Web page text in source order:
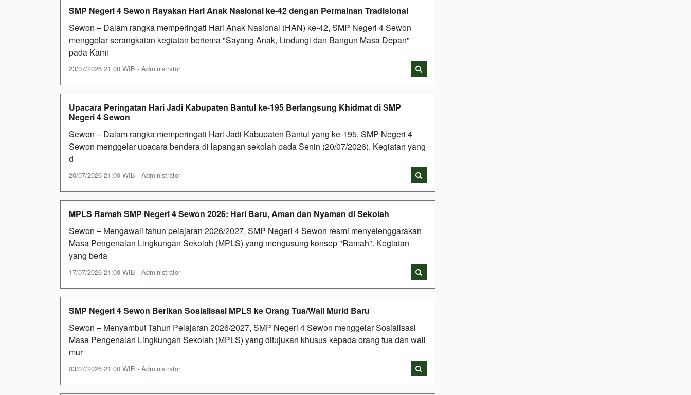
SMP Negeri 4 Sewon Rayakan Hari Anak Nasional ke-42 dengan Permainan Tradisional
Sewon – Dalam rangka memperingati Hari Anak Nasional (HAN) ke-42, SMP Negeri 4 Sewon
menggelar serangkaian kegiatan bertema "Sayang Anak, Lindungi dan Bangun Masa Depan"
pada Kami
23/07/2026 21:00 WIB - Administrator
Upacara Peringatan Hari Jadi Kabupaten Bantul ke-195 Berlangsung Khidmat di SMP
Negeri 4 Sewon
Sewon – Dalam rangka memperingati Hari Jadi Kabupaten Bantul yang ke-195, SMP Negeri 4
Sewon menggelar upacara bendera di lapangan sekolah pada Senin (20/07/2026). Kegiatan yang
d
20/07/2026 21:00 WIB - Administrator
MPLS Ramah SMP Negeri 4 Sewon 2026: Hari Baru, Aman dan Nyaman di Sekolah
Sewon – Mengawali tahun pelajaran 2026/2027, SMP Negeri 4 Sewon resmi menyelenggarakan
Masa Pengenalan Lingkungan Sekolah (MPLS) yang mengusung konsep "Ramah". Kegiatan
yang berla
17/07/2026 21:00 WIB - Administrator
SMP Negeri 4 Sewon Berikan Sosialisasi MPLS ke Orang Tua/Wali Murid Baru
Sewon – Menyambut Tahun Pelajaran 2026/2027, SMP Negeri 4 Sewon menggelar Sosialisasi
Masa Pengenalan Lingkungan Sekolah (MPLS) yang ditujukan khusus kepada orang tua dan wali
mur
03/07/2026 21:00 WIB - Administrator